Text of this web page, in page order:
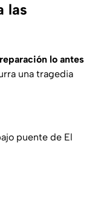
las
lo antes
una tragedia
puente de El